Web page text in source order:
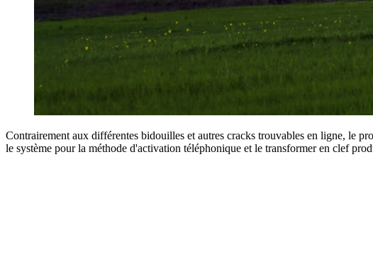
Contrairement aux différentes bidouilles et autres cracks trouvables en ligne, le
le système pour la méthode d'activation téléphonique et le transformer en clef